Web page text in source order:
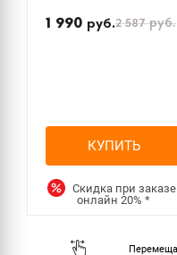
1 990 руб.2 587руб.
КУПИТЬ
Скидка при заказе
онлайн20%*